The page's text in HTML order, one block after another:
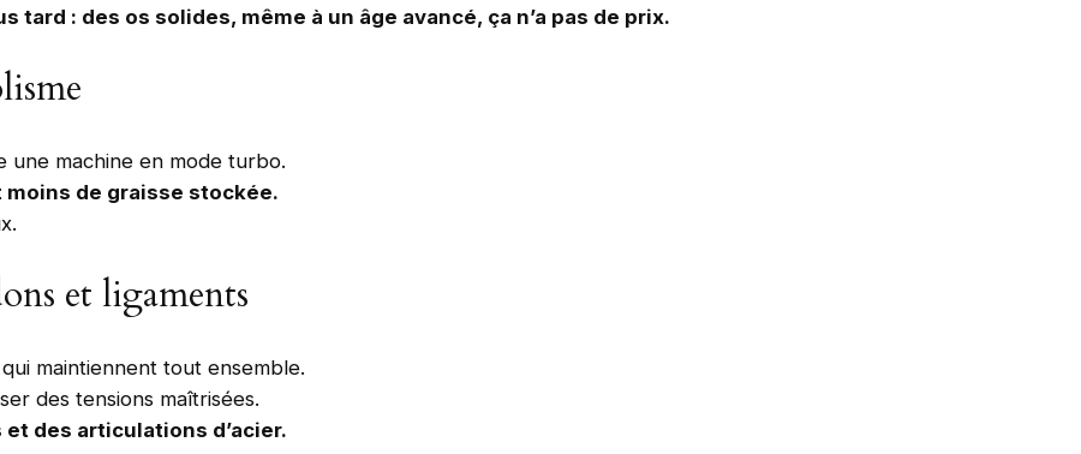
tard : des os solides, même à un âge avancé, ça n’a pas de prix.
une machine en mode turbo.
moins de graisse stockée.
et ligaments
maintiennent tout ensemble.
des tensions maîtrisées.
des articulations d’acier.